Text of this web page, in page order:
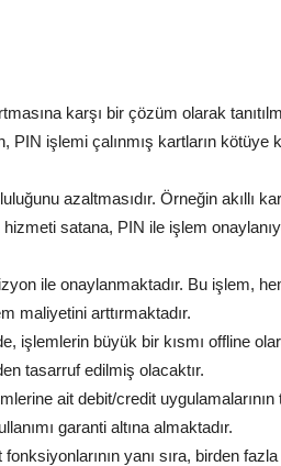
karşı bir çözüm olarak
işlemi çalınmış kartların kötüye
azaltmasıdır. Örneğin akıllı
satana, PIN ile işlem
ile onaylanmaktadır. Bu işlem,
maliyetini arttırmaktadır.
işlemlerin büyük bir kısmı offline
tasarruf edilmiş olacaktır.
ait debit/credit uygulamalarının
garanti altına almaktadır.
yanı sıra, birden